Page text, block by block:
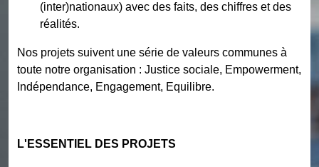
(inter)nationaux) avec des faits, des chiffres et des
réalités.
Nos projets suivent une série de valeurs communes à
toute notre organisation : Justice sociale, Empowerment,
Indépendance, Engagement, Equilibre.
L'ESSENTIEL DES PROJETS